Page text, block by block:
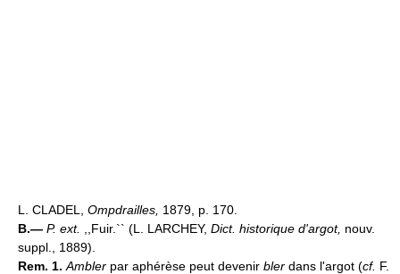
L. CLADEL, Ompdrailles, 1879, p. 170.
B.— P. ext. ,,Fuir.`` (L. LARCHEY, Dict. historique d'argot, nouv.
suppl., 1889).
Rem. 1. Ambler par aphérèse peut devenir bler dans l'argot (cf. F.